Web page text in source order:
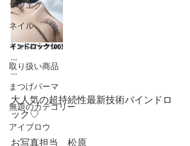
マツエク
ネイル
キャンペーン
取り扱い商品
まつげパーマ
無題のカテゴリー
アイブロウ
…
…
大人気の超持続性最新技術バインドロ
ック♡
お写真担当　松原